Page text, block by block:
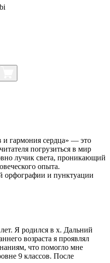
и гармония сердца» — это
погрузиться в мир
лучик света, проникающий
опыта.
орфографии и пунктуации
Я родился в х. Дальний
возраста я проявлял
что помогло мне
9 классов. После